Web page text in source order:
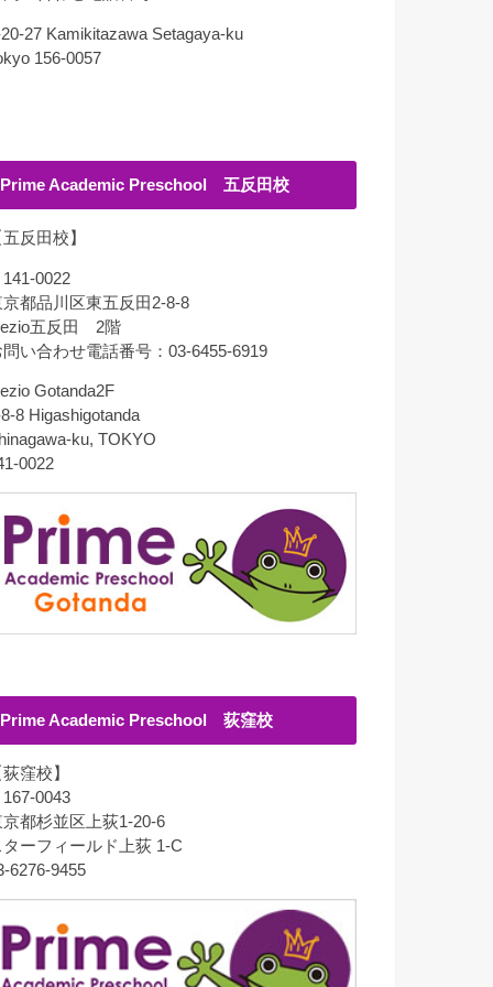
27 Kamikitazawa Setagaya-ku
156-0057
Prime Academic Preschool 五反田校
反田校】
0022
京都品川区東五反田2-8-8
五反田 2階
問い合わせ電話番号：03-6455-6919
Gotanda2F
8 Higashigotanda
ku, TOKYO
0022
Prime Academic Preschool 荻窪校
窪校】
0043
京都杉並区上荻1-20-6
ターフィールド上荻 1-C
6276-9455